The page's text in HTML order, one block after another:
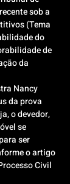
sob a
(Tema
do
de
da
Nancy
da prova
o devedor,
se
ser
o artigo
Civil